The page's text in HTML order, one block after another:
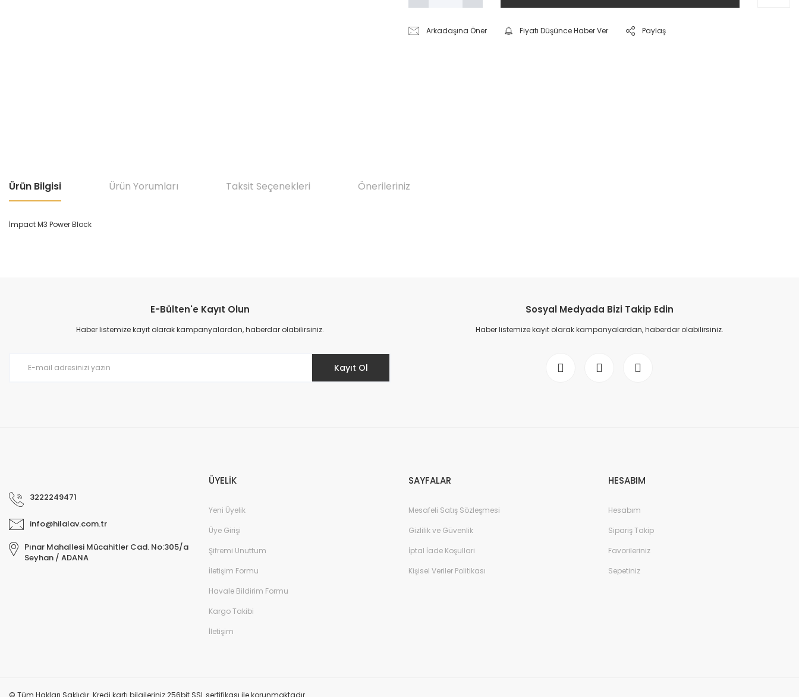
Arkadaşına Öner Fiyatı Düşünce Haber Ver Paylaş
Ürün Bilgisi Ürün Yorumları Taksit Seçenekleri Önerileriniz
İmpact M3 Power Block
Ürün resmi kalitesiz, bozuk veya görüntülenemiyor.
Ürün açıklamasında eksik bilgiler bulunuyor.
E-Bülten'e Kayıt Olun
Haber listemize kayıt olarak kampanyalardan, haberdar olabilirsiniz.
Kayıt Ol
Sosyal Medyada Bizi Takip Edin
Haber listemize kayıt olarak kampanyalardan, haberdar olabilirsiniz.
3222249471
info@hilalav.com.tr
Pınar Mahallesi Mücahitler Cad. No:305/a
Seyhan / ADANA
ÜYELİK
Yeni Üyelik
Üye Girişi
Şifremi Unuttum
İletişim Formu
Havale Bildirim Formu
Kargo Takibi
İletişim
SAYFALAR
Mesafeli Satış Sözleşmesi
Gizlilik ve Güvenlik
İptal İade Koşullari
Kişisel Veriler Politikası
HESABIM
Hesabım
Sipariş Takip
Favorileriniz
Sepetiniz
© Tüm Hakları Saklıdır. Kredi kartı bilgileriniz 256bit SSL sertifikası ile korunmaktadır.